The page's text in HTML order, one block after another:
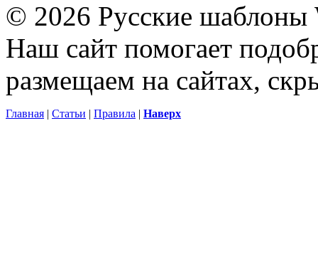
© 2026 Русские шаблоны
Наш сайт помогает
размещаем на сайтах,
Главная | Статьи | Правила | Наверх